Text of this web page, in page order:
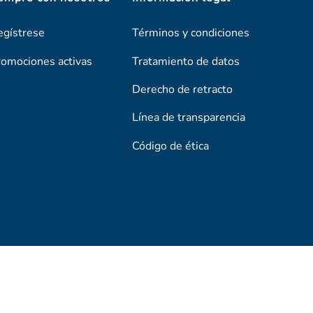
activas
Términos y condiciones
Tratamiento de datos
Derecho de retracto
Línea de transparencia
Código de ética